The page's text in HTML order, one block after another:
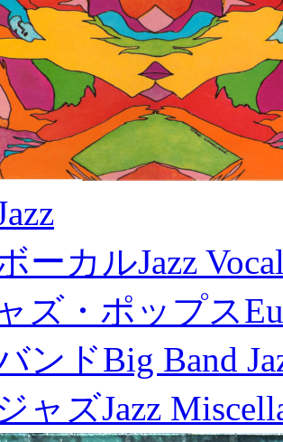
ーカルJazz
ズ・ポップス
ンドBig Band
ャズJazz